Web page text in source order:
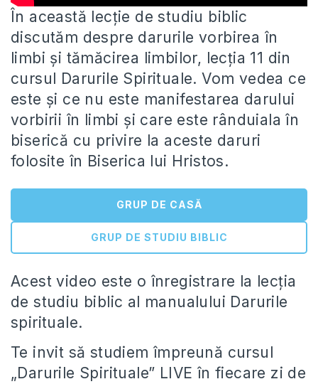
În această lecție de studiu biblic
discutăm despre darurile vorbirea în
limbi și tămăcirea limbilor, lecția 11 din
cursul Darurile Spirituale. Vom vedea ce
este și ce nu este manifestarea darului
vorbirii în limbi și care este rânduiala în
biserică cu privire la aceste daruri
folosite în Biserica lui Hristos.
GRUP DE CASĂ
GRUP DE STUDIU BIBLIC
Acest video este o înregistrare la lecția
de studiu biblic al manualului Darurile
spirituale.
Te invit să studiem împreună cursul
„Darurile Spirituale” LIVE în fiecare zi de